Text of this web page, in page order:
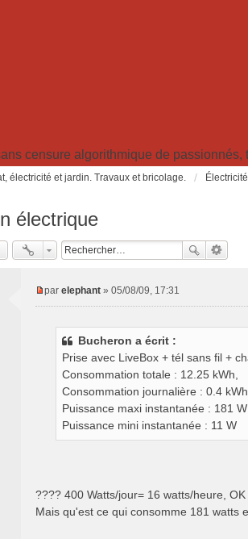
censure algorithmique de
électricité et jardin. Travaux et bricolage.
électrique
par elephant » 05/08/09, 17:31
Bucheron a écrit :
Prise avec LiveBox + tél sans fil +
Consommation totale : 12.25 kWh,
Consommation journalière : 0.4
Puissance maxi instantanée : 181 W
Puissance mini instantanée : 11 W
???? 400 Watts/jour= 16 watts/heure, OK
Mais qu'est ce qui consomme 181 watts